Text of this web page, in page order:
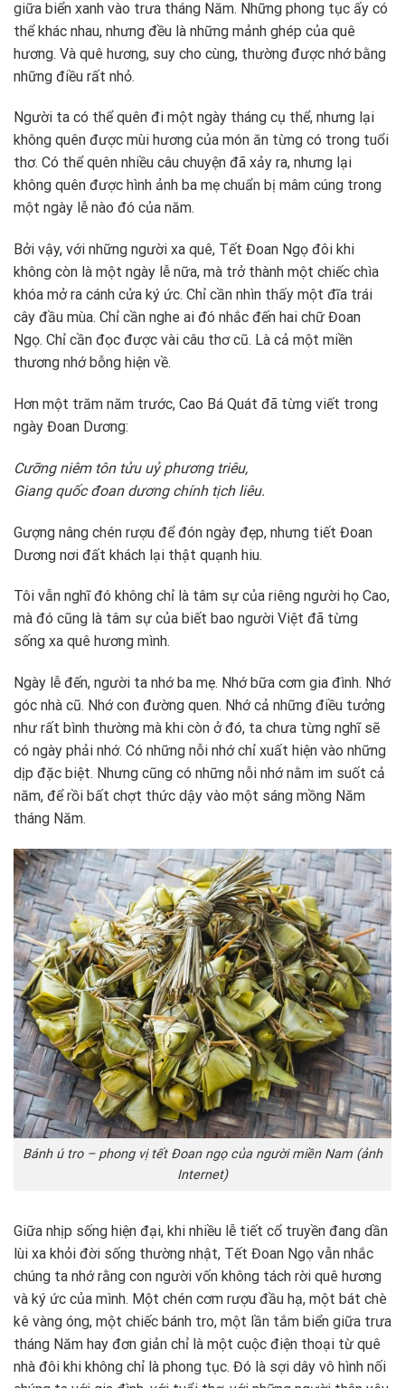
giữa biển xanh vào trưa tháng Năm. Những phong tục ấy có
thể khác nhau, nhưng đều là những mảnh ghép của quê
hương. Và quê hương, suy cho cùng, thường được nhớ bằng
những điều rất nhỏ.
Người ta có thể quên đi một ngày tháng cụ thể, nhưng lại
không quên được mùi hương của món ăn từng có trong tuổi
thơ. Có thể quên nhiều câu chuyện đã xảy ra, nhưng lại
không quên được hình ảnh ba mẹ chuẩn bị mâm cúng trong
một ngày lễ nào đó của năm.
Bởi vậy, với những người xa quê, Tết Đoan Ngọ đôi khi
không còn là một ngày lễ nữa, mà trở thành một chiếc chìa
khóa mở ra cánh cửa ký ức. Chỉ cần nhìn thấy một đĩa trái
cây đầu mùa. Chỉ cần nghe ai đó nhắc đến hai chữ Đoan
Ngọ. Chỉ cần đọc được vài câu thơ cũ. Là cả một miền
thương nhớ bỗng hiện về.
Hơn một trăm năm trước, Cao Bá Quát đã từng viết trong
ngày Đoan Dương:
Cưỡng niêm tôn tửu uỷ phương triêu,
Giang quốc đoan dương chính tịch liêu.
Gượng nâng chén rượu để đón ngày đẹp, nhưng tiết Đoan
Dương nơi đất khách lại thật quạnh hiu.
Tôi vẫn nghĩ đó không chỉ là tâm sự của riêng người họ Cao,
mà đó cũng là tâm sự của biết bao người Việt đã từng
sống xa quê hương mình.
Ngày lễ đến, người ta nhớ ba mẹ. Nhớ bữa cơm gia đình. Nhớ
góc nhà cũ. Nhớ con đường quen. Nhớ cả những điều tưởng
như rất bình thường mà khi còn ở đó, ta chưa từng nghĩ sẽ
có ngày phải nhớ. Có những nỗi nhớ chỉ xuất hiện vào những
dịp đặc biệt. Nhưng cũng có những nỗi nhớ nằm im suốt cả
năm, để rồi bất chợt thức dậy vào một sáng mồng Năm
tháng Năm.
Bánh ú tro – phong vị tết Đoan ngọ của người miền Nam (ảnh
Internet)
Giữa nhịp sống hiện đại, khi nhiều lễ tiết cổ truyền đang dần
lùi xa khỏi đời sống thường nhật, Tết Đoan Ngọ vẫn nhắc
chúng ta nhớ rằng con người vốn không tách rời quê hương
và ký ức của mình. Một chén cơm rượu đầu hạ, một bát chè
kê vàng óng, một chiếc bánh tro, một lần tắm biển giữa trưa
tháng Năm hay đơn giản chỉ là một cuộc điện thoại từ quê
nhà đôi khi không chỉ là phong tục. Đó là sợi dây vô hình nối